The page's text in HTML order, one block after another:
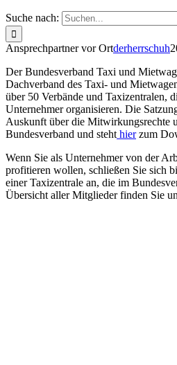
Suche nach:
Ansprechpartner vor Ortderherrschuh
Der Bundesverband Taxi und
Dachverband des Taxi- und
über 50 Verbände und Taxizentralen,
Unternehmer organisieren. Die
Auskunft über die Mitwirkungsrechte
Bundesverband und steht hierzum
Wenn Sie als Unternehmer von der
profitieren wollen, schließen Sie sich
einer Taxizentrale an, die im
Übersicht aller Mitglieder finden Sie